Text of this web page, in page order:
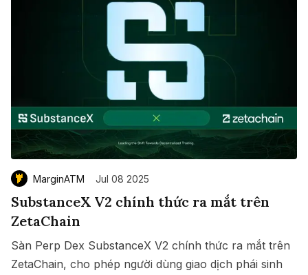
MarginATM Jul 08 2025
SubstanceX V2 chính thức ra mắt trên
ZetaChain
Sàn Perp Dex SubstanceX V2 chính thức ra mắt trên
ZetaChain, cho phép người dùng giao dịch phái sinh